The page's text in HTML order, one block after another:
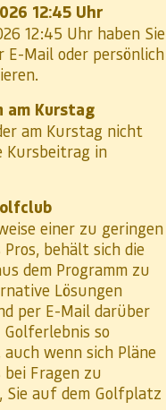
12:45 Uhr
12:45 Uhr haben Sie
E-Mail oder persönlich
am Kurstag
am Kurstag nicht
Kursbeitrag in
einer zu geringen
behält sich die
dem Programm zu
Lösungen
per E-Mail darüber
so
wenn sich Pläne
Fragen zu
auf dem Golfplatz